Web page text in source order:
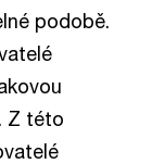
podobě.
Z této